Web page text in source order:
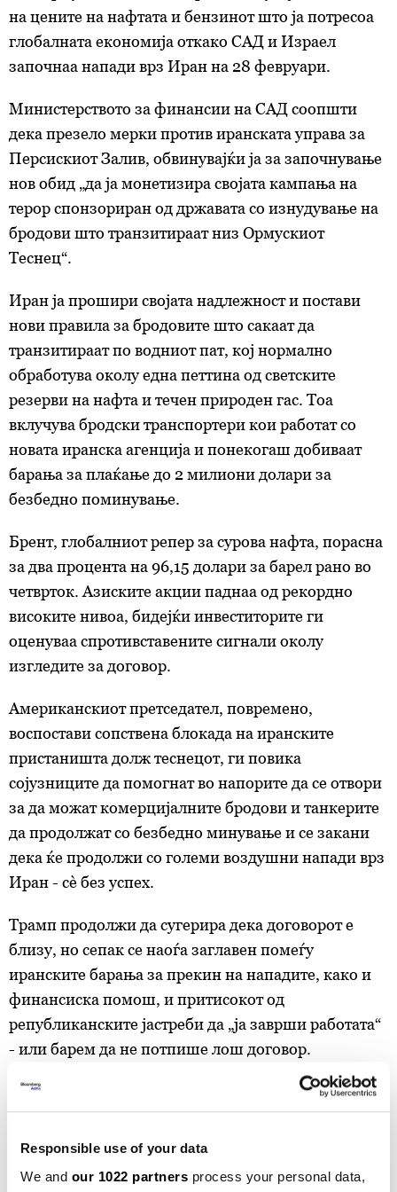
Responsible use of your data
We and our 1022 partners process your personal data,
на цените на нафтата и бензинот што ја потресоа
глобалната економија откако САД и Израел
започнаа напади врз Иран на 28 февруари.
Министерството за финансии на САД соопшти
дека презело мерки против иранската управа за
Персискиот Залив, обвинувајќи ја за започнување
нов обид „да ја монетизира својата кампања на
терор спонзориран од државата со изнудување на
бродови што транзитираат низ Ормускиот
Теснец“.
Иран ја прошири својата надлежност и постави
нови правила за бродовите што сакаат да
транзитираат по водниот пат, кој нормално
обработува околу една петтина од светските
резерви на нафта и течен природен гас. Тоа
вклучува бродски транспортери кои работат со
новата иранска агенција и понекогаш добиваат
барања за плаќање до 2 милиони долари за
безбедно поминување.
Брент, глобалниот репер за сурова нафта, порасна
за два процента на 96,15 долари за барел рано во
четврток. Азиските акции паднаа од рекордно
високите нивоа, бидејќи инвеститорите ги
оценуваа спротивставените сигнали околу
изгледите за договор.
Американскиот претседател, повремено,
воспостави сопствена блокада на иранските
пристаништа долж теснецот, ги повика
сојузниците да помогнат во напорите да се отвори
за да можат комерцијалните бродови и танкерите
да продолжат со безбедно минување и се закани
дека ќе продолжи со големи воздушни напади врз
Иран - сè без успех.
Трамп продолжи да сугерира дека договорот е
близу, но сепак се наоѓа заглавен помеѓу
иранските барања за прекин на нападите, како и
финансиска помош, и притисокот од
републиканските јастреби да „ја заврши работата“
- или барем да не потпише лош договор.
Овие спротивставени притисоци, досега, не
резултираа со договор за прекин на војната.
Со помош од Дерек Волбенк